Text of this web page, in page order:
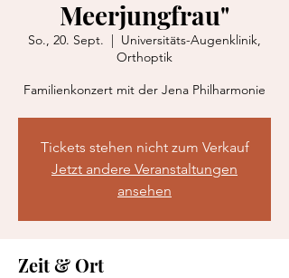
Meerjungfrau"
So., 20. Sept.
  |
Universitäts-Augenklinik,
Orthoptik
Familienkonzert mit der Jena Philharmonie
Tickets stehen nicht zum Verkauf
Jetzt andere Veranstaltungen
ansehen
Zeit & Ort